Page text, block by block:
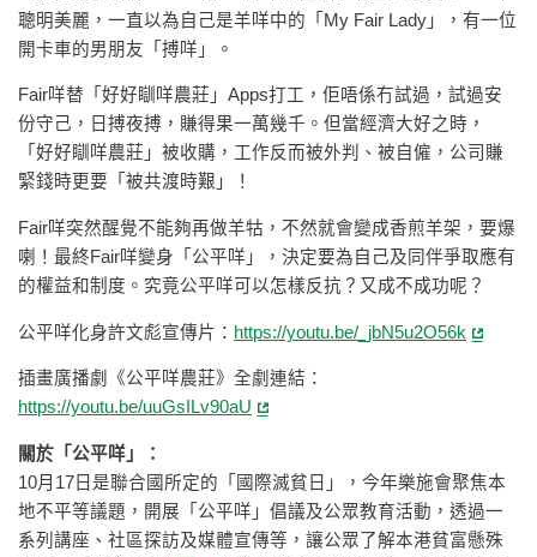
聰明美麗，一直以為自己是羊咩中的「My Fair Lady」，有一位
開卡車的男朋友「搏咩」。
Fair咩替「好好瞓咩農莊」Apps打工，佢唔係冇試過，試過安
份守己，日搏夜搏，賺得果一萬幾千。但當經濟大好之時，
「好好瞓咩農莊」被收購，工作反而被外判、被自僱，公司賺
緊錢時更要「被共渡時艱」！
Fair咩突然醒覺不能夠再做羊牯，不然就會變成香煎羊架，要爆
喇！最終Fair咩變身「公平咩」，決定要為自己及同伴爭取應有
的權益和制度。究竟公平咩可以怎樣反抗？又成不成功呢？
公平咩化身許文彪宣傳片： https://youtu.be/_jbN5u2O56k
插畫廣播劇《公平咩農莊》全劇連結：
https://youtu.be/uuGsILv90aU
關於「公平咩」：
10月17日是聯合國所定的「國際滅貧日」，今年樂施會聚焦本
地不平等議題，開展「公平咩」倡議及公眾教育活動，透過一
系列講座、社區探訪及媒體宣傳等，讓公眾了解本港貧富懸殊